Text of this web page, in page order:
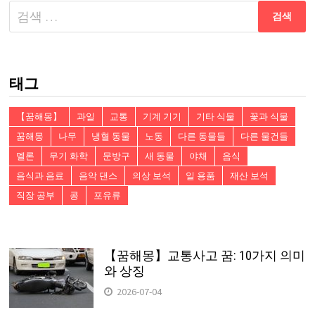
다
음
태그
【꿈해몽】 과일 교통 기계 기기 기타 식물
꽃과 식물
꿈해몽
나무 냉혈 동물 노동 다른 동물들
다른 물건들
멜론
무기 화학 문방구 새 동물 야채
음식
음식과 음료
음악 댄스 의상 보석 일 용품
재산 보석
직장 공부
콩 포유류
【꿈해몽】교통사고 꿈: 10가지 의미
와 상징
2026-07-04